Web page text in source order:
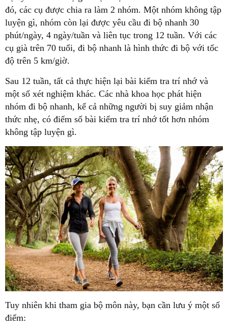
đó, các cụ được chia ra làm 2 nhóm. Một nhóm không tập
luyện gì, nhóm còn lại được yêu cầu đi bộ nhanh 30
phút/ngày, 4 ngày/tuần và liên tục trong 12 tuần. Với các
cụ già trên 70 tuổi, đi bộ nhanh là hình thức đi bộ với tốc
độ trên 5 km/giờ.
Sau 12 tuần, tất cả thực hiện lại bài kiểm tra trí nhớ và
một số xét nghiệm khác. Các nhà khoa học phát hiện
nhóm đi bộ nhanh, kể cả những người bị suy giảm nhận
thức nhẹ, có điểm số bài kiểm tra trí nhớ tốt hơn nhóm
không tập luyện gì.
Tuy nhiên khi tham gia bộ môn này, bạn cần lưu ý một số
điểm: